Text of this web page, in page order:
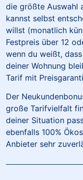
die größte Auswahl
kannst selbst
willst (monatlich
Festpreis über 12
wenn du weißt,
deiner Wohnung
Tarif mit
Der
große Tarifvielfalt
deiner Situation
ebenfalls 100%
Anbieter sehr